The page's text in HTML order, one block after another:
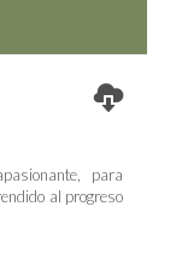
para
al progreso